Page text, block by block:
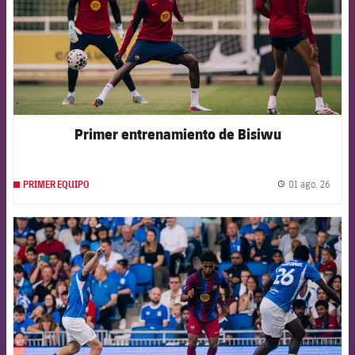
Primer entrenamiento de Bisiwu
PRIMER EQUIPO 01 ago. 26
FCB Barcelona badge